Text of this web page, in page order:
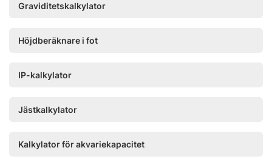
Graviditetskalkylator
Höjdberäknare i fot
IP-kalkylator
Jästkalkylator
Kalkylator för akvariekapacitet